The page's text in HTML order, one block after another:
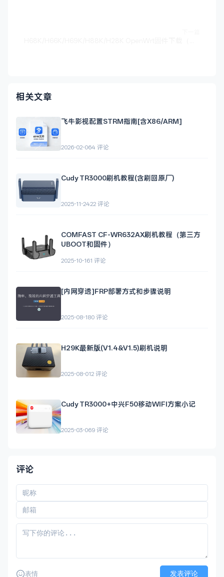
相关文章
飞牛影视配置STRM指南[含X86/ARM]
2026-02-064 评论
Cudy TR3000刷机教程(含刷回原厂)
2025-11-2422 评论
COMFAST CF-WR632AX刷机教程（第三方
UBOOT和固件）
2025-10-161 评论
[内网穿透]FRP部署方式和步骤说明
2025-08-180 评论
H29K最新版(V1.4&V1.5)刷机说明
2025-08-012 评论
Cudy TR3000+中兴F50移动WIFI方案小记
2025-03-069 评论
评论
表情 发表评论